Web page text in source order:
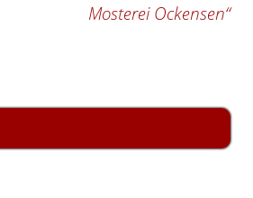
Mosterei Ockensen“